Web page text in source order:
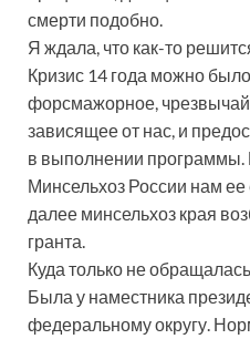
смерти подобно.
Я ждала, что как-то
Кризис 14 года можно было
форсмажорное,
зависящее от нас, и
в выполнении программы.
Минсельхоз России нам
далее минсельхоз края
гранта.
Куда только не
Была у наместника
федеральному округу.